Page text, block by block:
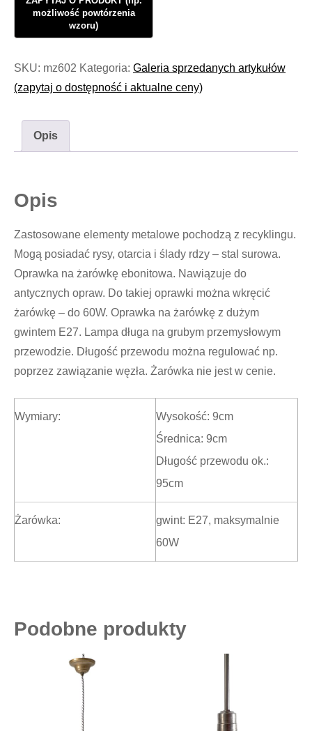
SKU: mz602 Kategoria: Galeria sprzedanych artykułów
(zapytaj o dostępność i aktualne ceny)
Opis
Opis
Zastosowane elementy metalowe pochodzą z recyklingu.
Mogą posiadać rysy, otarcia i ślady rdzy – stal surowa.
Oprawka na żarówkę ebonitowa. Nawiązuje do
antycznych opraw. Do takiej oprawki można wkręcić
żarówkę – do 60W. Oprawka na żarówkę z dużym
gwintem E27. Lampa długa na grubym przemysłowym
przewodzie. Długość przewodu można regulować np.
poprzez zawiązanie węzła. Żarówka nie jest w cenie.
Wymiary:
Wysokość: 9cm
Średnica: 9cm
Długość przewodu ok.:
95cm
Żarówka:
gwint: E27, maksymalnie
60W
Podobne produkty